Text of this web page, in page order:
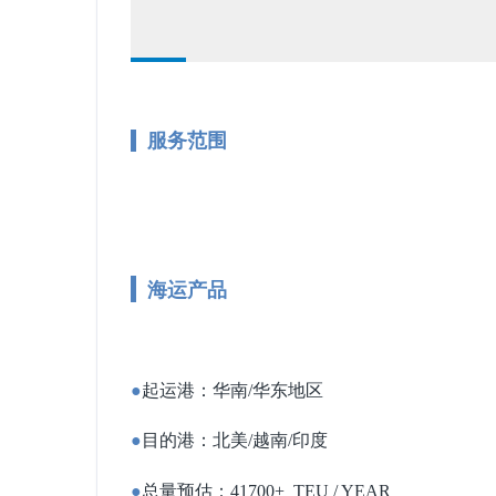
服务范围
海运产品
●起运港：华南/华东地区
● 目的港：北美/越南/印度
●总量预估：41700+ TEU / YEAR